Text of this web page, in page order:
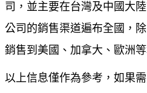
司，並主要在台灣及中國大
公司的銷售渠道遍布全國，
銷售到美國、加拿大、歐洲等
以上信息僅作為參考，如果